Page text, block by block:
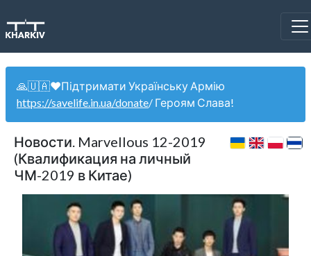
🙏🇺🇦❤️Підтримати Українську Армію
https://savelife.in.ua/donate/ Героям Слава!
Новости. Marvellous 12-2019
(Квалификация на личный
ЧМ-2019 в Китае)